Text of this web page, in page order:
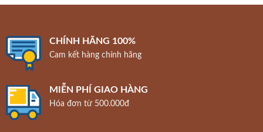
CHÍNH HÃNG 100%
Cam kết hàng chính hãng
MIỄN PHÍ GIAO HÀNG
Hóa đơn từ 500.000đ